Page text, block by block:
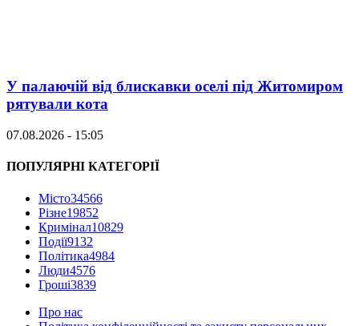
У палаючій від блискавки оселі під Житомиром
рятували кота
07.08.2026 - 15:05
ПОПУЛЯРНІ КАТЕГОРІЇ
Місто34566
Різне19852
Кримінал10829
Події9132
Політика4984
Люди4576
Гроші3839
Про нас